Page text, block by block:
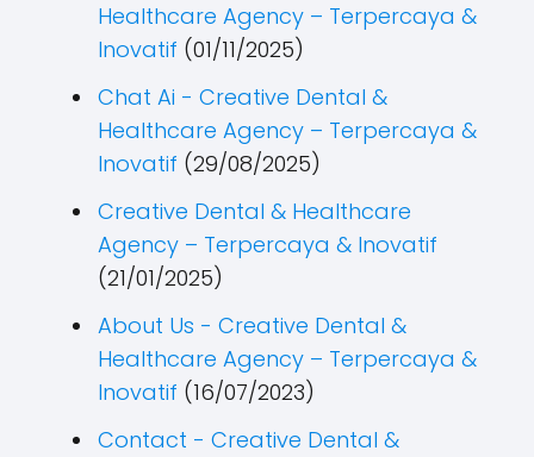
Healthcare Agency – Terpercaya &
Inovatif (01/11/2025)
Chat Ai - Creative Dental &
Healthcare Agency – Terpercaya &
Inovatif (29/08/2025)
Creative Dental & Healthcare
Agency – Terpercaya & Inovatif
(21/01/2025)
About Us - Creative Dental &
Healthcare Agency – Terpercaya &
Inovatif (16/07/2023)
Contact - Creative Dental &